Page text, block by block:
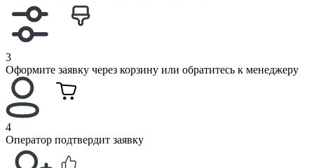
3
Оформите заявку через корзину или обратитесь к менеджеру
4
Оператор подтвердит заявку